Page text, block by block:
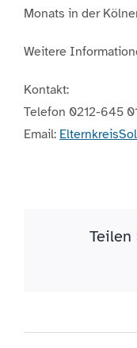
Monats in der
Weitere
Kontakt:
Telefon 0212-645
Email: